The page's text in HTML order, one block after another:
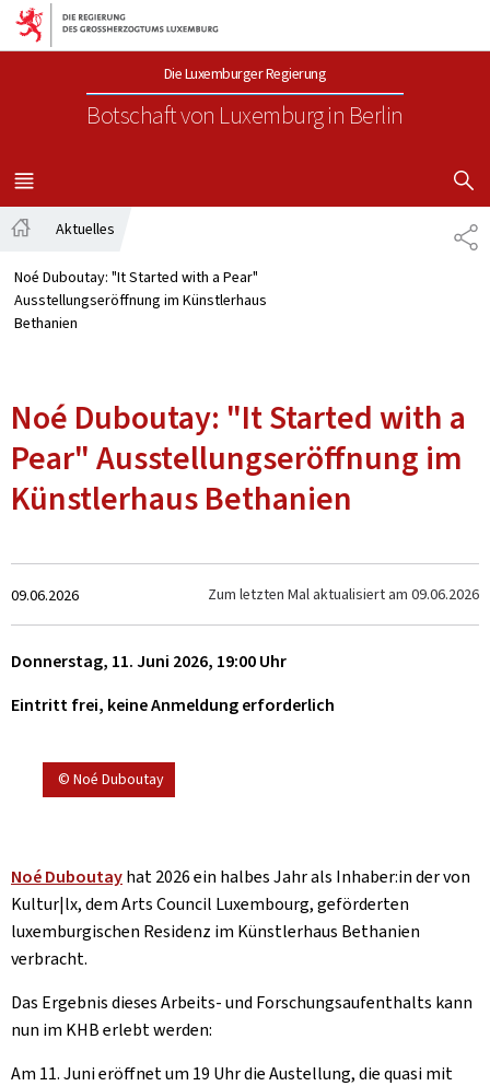
Zur Hauptnavigation
Zum Inhalt
Die Luxemburger Regierung
Botschaft von Luxemburgin Berlin
MENÜ
HAUPT-
Aktuelles
Noé Duboutay: "It Started with a Pear"
Ausstellungseröffnung im Künstlerhaus
Bethanien
Noé Duboutay: "It Started with a
Pear" Ausstellungseröffnung im
Künstlerhaus Bethanien
Zum
09.06.2026 Zum letzten Mal aktualisiert am 09.06.2026
Donnerstag, 11. Juni 2026, 19:00 Uhr
Eintritt frei, keine Anmeldung erforderlich
© Noé Duboutay
Noé Duboutayhat 2026 ein halbes Jahr als Inhaber:in der von
Kultur|lx, dem Arts Council Luxembourg, geförderten
luxemburgischen Residenz im Künstlerhaus Bethanien
verbracht.
Das Ergebnis dieses Arbeits- und Forschungsaufenthalts kann
nun im KHB erlebt werden:
Am 11. Juni eröffnet um 19 Uhr die Austellung, die quasi mit